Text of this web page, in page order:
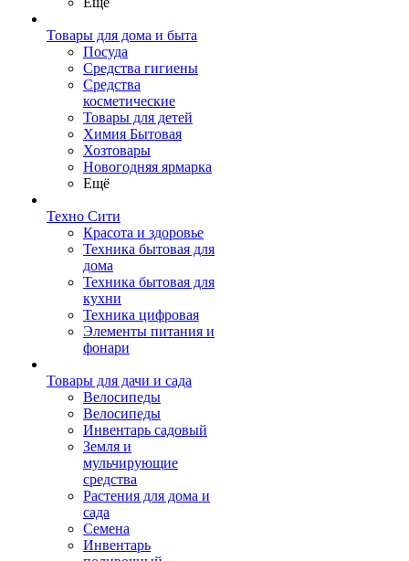
Товары для дома и быта
Посуда
Средства гигиены
Средства
косметические
Товары для детей
Химия Бытовая
Хозтовары
Новогодняя ярмарка
Ещё
Техно Сити
Красота и здоровье
Техника бытовая для
дома
Техника бытовая для
кухни
Техника цифровая
Элементы питания и
фонари
Товары для дачи и сада
Велосипеды
Велосипеды
Инвентарь садовый
Земля и
мульчирующие
средства
Растения для дома и
сада
Семена
Инвентарь